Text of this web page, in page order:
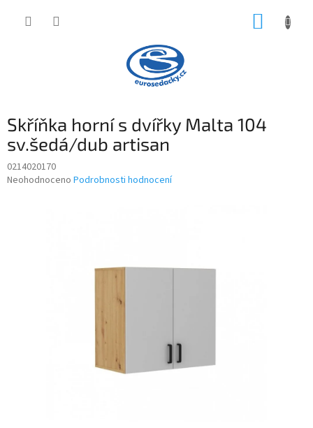
Skříňka horní s dvířky Malta 104
sv.šedá/dub artisan
0214020170
Průměrné
Neohodnoceno Podrobnosti hodnocení